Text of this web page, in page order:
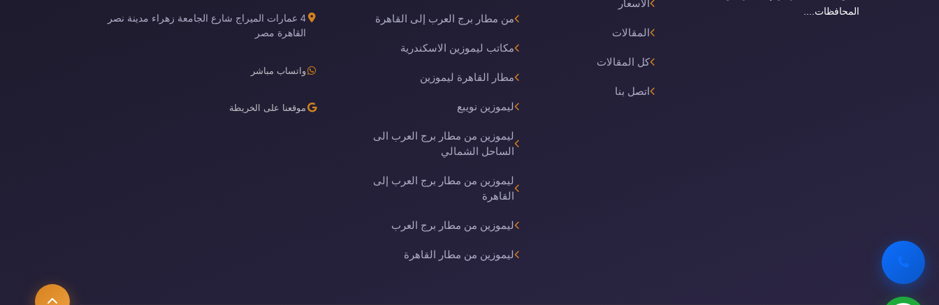
المحافظات....
الأسعار
المقالات
كل المقالات
اتصل بنا
من مطار برج العرب إلى القاهرة
مكاتب ليموزين الاسكندرية
مطار القاهرة ليموزين
ليموزين نويبع
ليموزين من مطار برج العرب الى
الساحل الشمالي
ليموزين من مطار برج العرب إلى
القاهرة
ليموزين من مطار برج العرب
ليموزين من مطار القاهرة
4 عمارات الميراج شارع الجامعة زهراء مدينة نصر
القاهرة مصر
واتساب مباشر
موقعنا على الخريطة